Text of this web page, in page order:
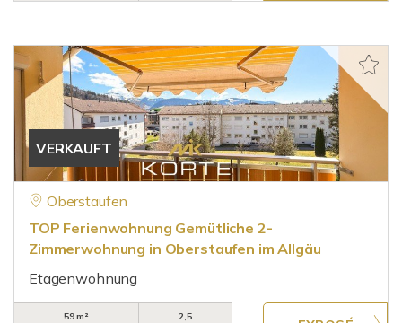
VERKAUFT
Oberstaufen
TOP Ferienwohnung Gemütliche 2-
Zimmerwohnung in Oberstaufen im Allgäu
Etagenwohnung
59 m²
2,5